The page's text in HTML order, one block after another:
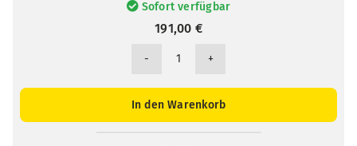
Sofort verfügbar
191,00 €
CEE-
32A
In den Warenkorb